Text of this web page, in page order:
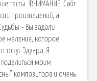
тесты. !ВНИМАНИЕ! Сайт
произведений, а
~ Вы задали
желание, которое
зовут Эдуард. Я -
моим
композитора и очень